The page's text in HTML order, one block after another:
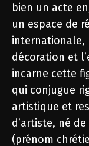
bien un acte
un espace de
internationale,
décoration et
incarne cette
qui conjugue
artistique et
d’artiste, né
(prénom